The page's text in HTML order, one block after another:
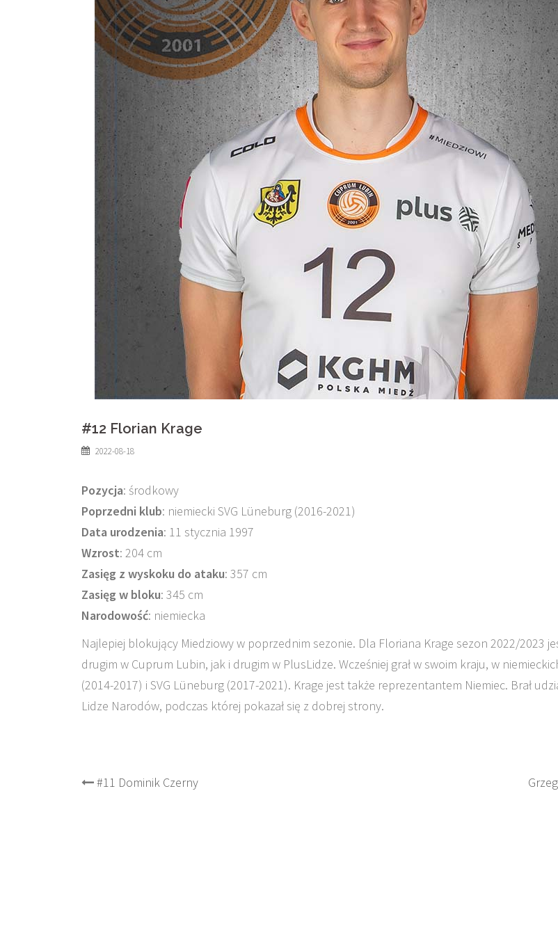
#12 Florian Krage
2022-08-18
Pozycja: środkowy
Poprzedni klub: niemiecki SVG Lüneburg (2016-2021)
Data urodzenia: 11 stycznia 1997
Wzrost: 204 cm
Zasięg z wyskoku do ataku: 357 cm
Zasięg w bloku: 345 cm
Narodowość: niemiecka
Najlepiej blokujący Miedziowy w poprzednim sezonie. Dla Floriana Krage sezon 2022/2023
drugim w Cuprum Lubin, jak i drugim w PlusLidze. Wcześniej grał w swoim kraju, w
(2014-2017) i SVG Lüneburg (2017-2021). Krage jest także reprezentantem Niemiec. Brał
Lidze Narodów, podczas której pokazał się z dobrej strony.
Post
#11 Dominik Czerny